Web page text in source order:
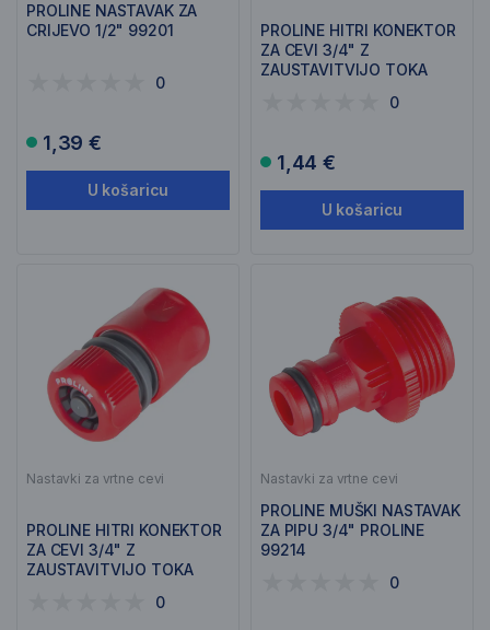
PROLINE NASTAVAK ZA
CRIJEVO 1/2" 99201
0
1,39 €
U košaricu
PROLINE HITRI KONEKTOR
ZA CEVI 3/4" Z
ZAUSTAVITVIJO TOKA
0
1,44 €
U košaricu
Nastavki za vrtne cevi
PROLINE HITRI KONEKTOR
ZA CEVI 3/4" Z
ZAUSTAVITVIJO TOKA
0
Nastavki za vrtne cevi
PROLINE MUŠKI NASTAVAK
ZA PIPU 3/4" PROLINE
99214
0